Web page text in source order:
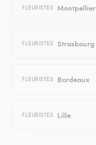
FLEURISTES Montpellier
FLEURISTES Strasbourg
FLEURISTES Bordeaux
FLEURISTES Lille